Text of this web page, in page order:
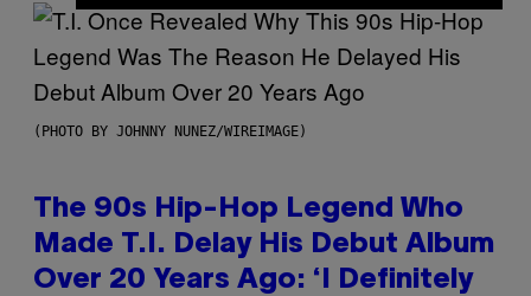
(PHOTO BY JOHNNY NUNEZ/WIREIMAGE)
The 90s Hip-Hop Legend Who
Made T.I. Delay His Debut Album
Over 20 Years Ago: ‘I Definitely